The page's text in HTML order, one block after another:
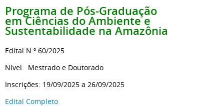
Programa de Pós-Graduação
emCiências do Ambiente e
Sustentabilidade na Amazônia
Edital N.º 60/2025
Nível: Mestrado e Doutorado
Inscrições: 19/09/2025 a 26/09/2025
Edital Completo